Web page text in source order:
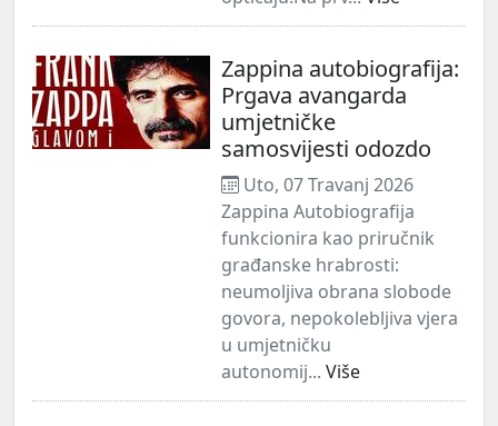
Zappina autobiografija:
Prgava avangarda
umjetničke
samosvijesti odozdo
Uto, 07 Travanj 2026
Zappina Autobiografija
funkcionira kao priručnik
građanske hrabrosti:
neumoljiva obrana slobode
govora, nepokolebljiva vjera
u umjetničku
autonomij... Više